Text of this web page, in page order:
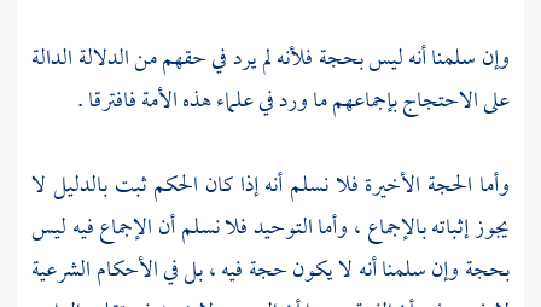
وإن سلمنا أنه ليس بحجة فلأنه لم يرد في حقهم من الدلالة الدالة
على الاحتجاج بإجماعهم ما ورد في علماء هذه الأمة فافترقا .
وأما الحجة الأخيرة فلا نسلم أنه إذا كان الحكم ثبت بالدليل لا
يجوز إثباته بالإجماع ، وأما التوحيد فلا نسلم أن الإجماع فيه ليس
بحجة وإن سلمنا أنه لا يكون حجة فيه ، بل في الأحكام الشرعية